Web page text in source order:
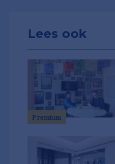
Lees ook
Premium